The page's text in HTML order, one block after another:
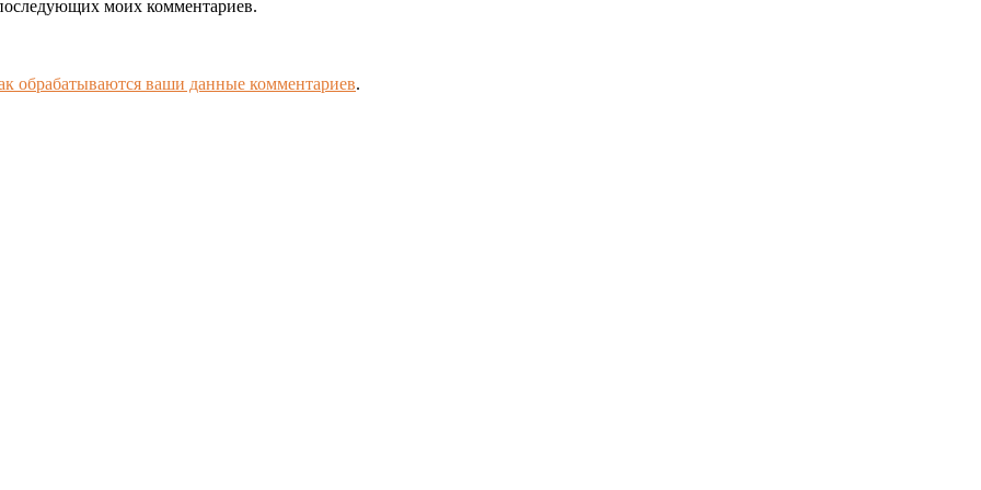
моих комментариев.
обрабатываются ваши данные комментариев.